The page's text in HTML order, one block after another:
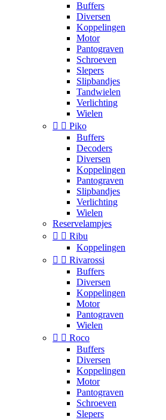
Buffers
Diversen
Koppelingen
Motor
Pantograven
Schroeven
Slepers
Slipbandjes
Tandwielen
Verlichting
Wielen
  Piko
Buffers
Decoders
Diversen
Koppelingen
Pantograven
Slipbandjes
Verlichting
Wielen
Reservelampjes
  Ribu
Koppelingen
  Rivarossi
Buffers
Diversen
Koppelingen
Motor
Pantograven
Wielen
  Roco
Buffers
Diversen
Koppelingen
Motor
Pantograven
Schroeven
Slepers